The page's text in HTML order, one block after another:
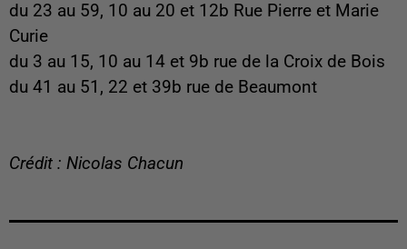
du 23 au 59, 10 au 20 et 12b Rue Pierre et Marie
Curie
du 3 au 15, 10 au 14 et 9b rue de la Croix de Bois
du 41 au 51, 22 et 39b rue de Beaumont
Crédit : Nicolas Chacun